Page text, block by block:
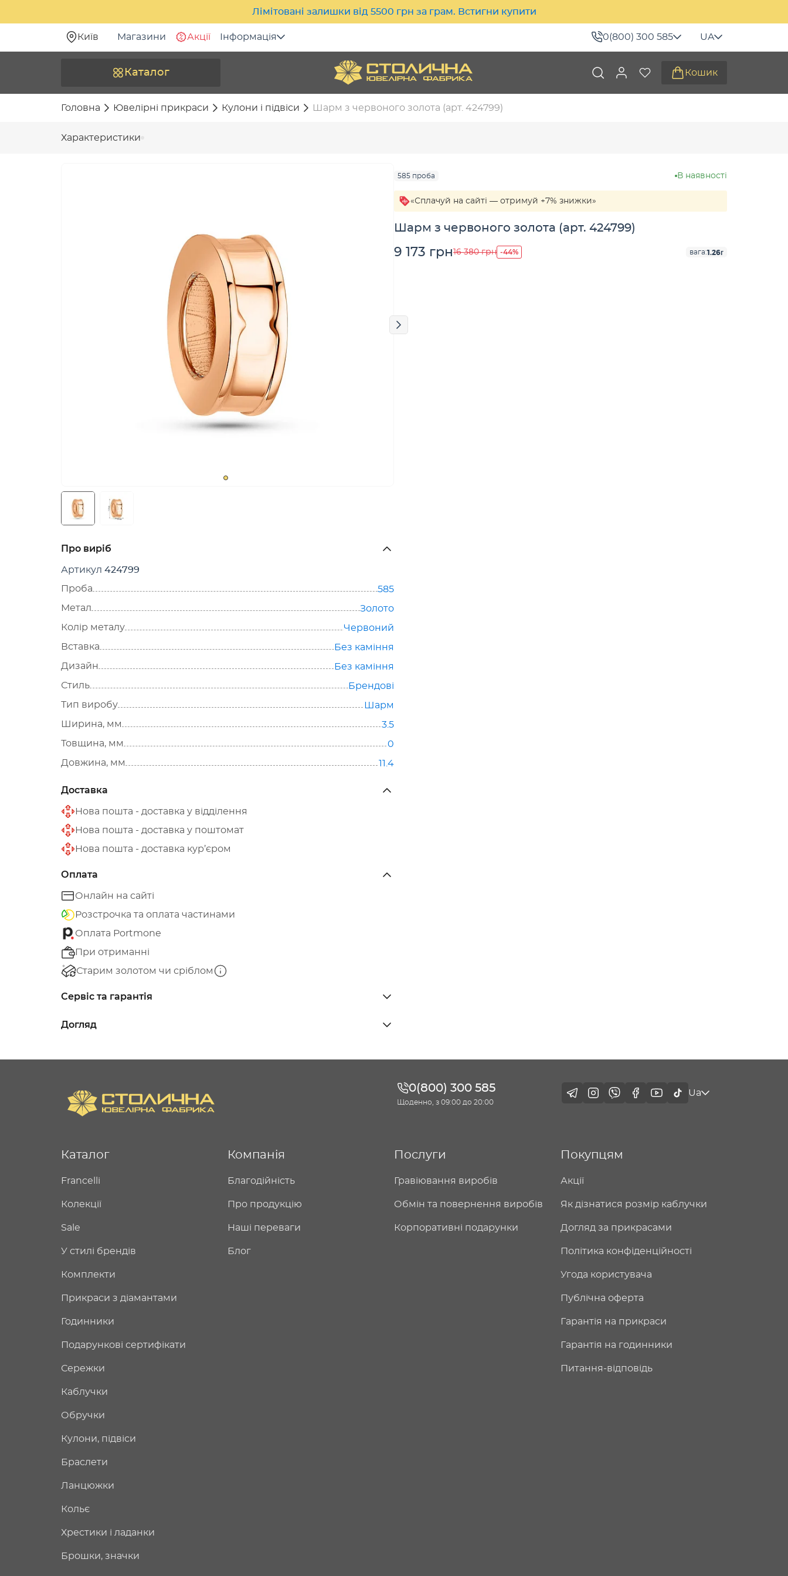
Лімітовані залишки від 5500 грн за грам. Встигни купити
Київ Магазини Акції Інформація 0(800) 300 585 UA
Каталог Кошик
Головна Ювелірні прикраси Кулони і підвіси Шарм з червоного золота (арт. 424799)
Характеристики
Про виріб
Артикул 424799
Проба
585
Метал
Золото
Колір металу
Червоний
Вставка
Без каміння
Дизайн
Без каміння
Стиль
Брендові
Тип виробу
Шарм
Ширина, мм
3.5
Товщина, мм
0
Довжина, мм
11.4
Доставка
Нова пошта - доставка у відділення
Нова пошта - доставка у поштомат
Нова пошта - доставка кур’єром
Оплата
Онлайн на сайті
Розстрочка та оплата частинами
Оплата Portmone
При отриманні
Старим золотом чи сріблом
Сервіс та гарантія
Догляд
585 проба В наявності
«Сплачуй на сайті — отримуй +7% знижки»
Шарм з червоного золота (арт. 424799)
9 173 грн16 380 грн -44% вага:1.26г
0(800) 300 585
Щоденно, з 09:00 до 20:00
Ua
Каталог
Francelli
Колекції
Sale
У стилі брендів
Комплекти
Прикраси з діамантами
Годинники
Подарункові сертифікати
Сережки
Каблучки
Обручки
Кулони, підвіси
Браслети
Ланцюжки
Кольє
Хрестики і ладанки
Брошки, значки
Компанія
Благодійність
Про продукцію
Наші переваги
Блог
Послуги
Гравіювання виробів
Обмін та повернення виробів
Корпоративні подарунки
Покупцям
Акції
Як дізнатися розмір каблучки
Догляд за прикрасами
Політика конфіденційності
Угода користувача
Публічна оферта
Гарантія на прикраси
Гарантія на годинники
Питання-відповідь